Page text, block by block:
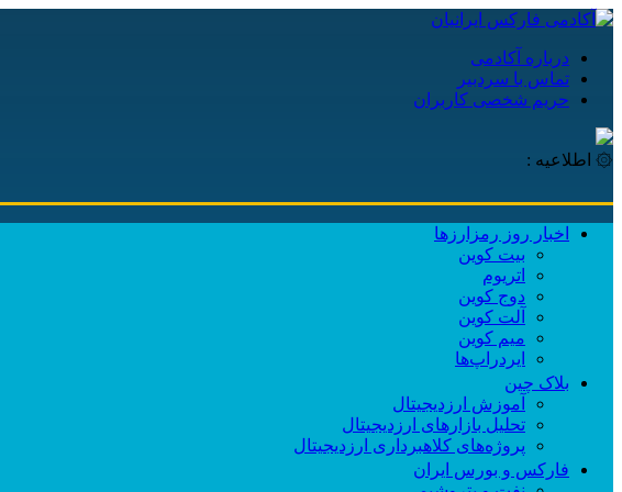
درباره آکادمی
تماس با سردبیر
حریم شخصی کاربران
۞ اطلاعیه :
اخبار روز رمزارزها
بیت کوین
اتریوم
دوج کوین
آلت کوین
میم کوین‌
ایردراپ‌ها
بلاک چین
آموزش ارزدیجیتال
تحلیل بازارهای ارزدیجیتال
پروژه‌های کلاهبرداری ارزدیجیتال
فارکس و بورس ایران